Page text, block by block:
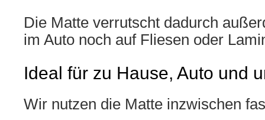
Die Matte verrutscht dadurch
im Auto noch auf Fliesen oder
Ideal für zu Hause, Auto und
Wir nutzen die Matte inzwischen